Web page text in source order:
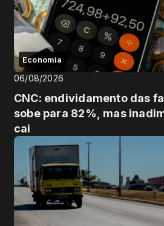
Economia
06/08/2026
CNC: endividamento das
sobe para 82%, mas
cai